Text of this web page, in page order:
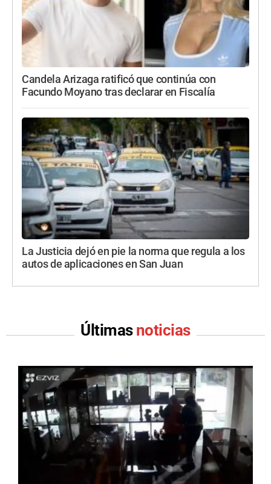
Candela Arizaga ratificó que continúa con
Facundo Moyano tras declarar en Fiscalía
La Justicia dejó en pie la norma que regula a los
autos de aplicaciones en San Juan
Últimas noticias